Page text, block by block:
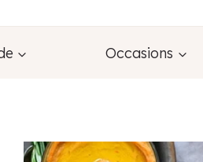
Occasions